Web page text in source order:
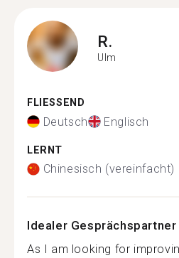
R.
Ulm
FLIESSEND
Deutsch Englisch
LERNT
Chinesisch (vereinfacht)
Idealer Gesprächspartner
As I am looking for